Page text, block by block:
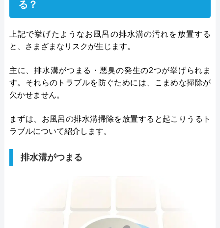
る？
上記で挙げたようなお風呂の排水溝の汚れを放置する
と、さまざまなリスクが生じます。
主に、排水溝がつまる・悪臭の発生の2つが挙げられま
す。それらのトラブルを防ぐためには、こまめな掃除が
欠かせません。
まずは、お風呂の排水溝掃除を放置すると起こりうるト
ラブルについて紹介します。
排水溝がつまる